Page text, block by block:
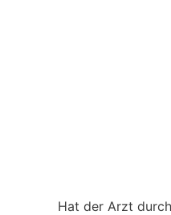
Hat der Arzt